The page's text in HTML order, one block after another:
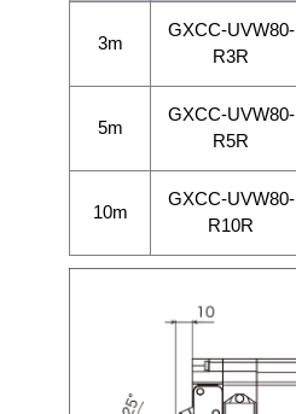
3m
GXCC-UVW80-
R3R
5m
GXCC-UVW80-
R5R
10m
GXCC-UVW80-
R10R